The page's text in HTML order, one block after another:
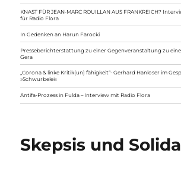
KNAST FÜR JEAN-MARC ROUILLAN AUS FRANKREICH?
für Radio Flora
In Gedenken an Harun Farocki
Presseberichterstattung zu einer Gegenveranstaltung zu
Gera
„Corona & linke Kritik(un) fähigkeit“- Gerhard Hanloser im
»Schwurbelei«
Antifa-Prozess in Fulda – Interview mit Radio Flora
Skepsis und